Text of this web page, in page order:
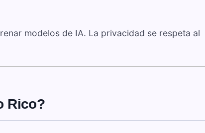
modelos de IA. La privacidad se respeta al
Rico?